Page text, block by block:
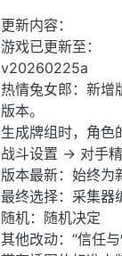
更新内容：
游戏已更新至：
v20260225a
热情兔女郎：新增
版本。
生成牌组时，角色
战斗设置 -> 对手
版本最新：始终为
最终选择：采集器
随机：随机决定
其他改动：“信任